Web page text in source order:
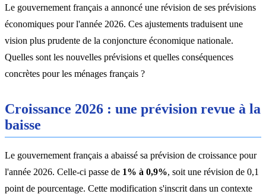
Le gouvernement français a annoncé une révision de ses prévisions
économiques pour l'année 2026. Ces ajustements traduisent une
vision plus prudente de la conjoncture économique nationale.
Quelles sont les nouvelles prévisions et quelles conséquences
concrètes pour les ménages français ?
Croissance 2026 : une prévision revue à la
baisse
Le gouvernement français a abaissé sa prévision de croissance pour
l'année 2026. Celle-ci passe de 1% à 0,9%, soit une révision de 0,1
point de pourcentage. Cette modification s'inscrit dans un contexte